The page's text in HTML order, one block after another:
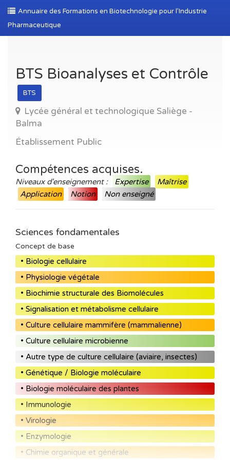
Annuaire des Formations en Biotechnologie pour l’Industrie
Pharmaceutique
BTS Bioanalyses et Contrôle
BTS
Lycée général et technologique Saliège -
Balma
Établissement Public
Compétences acquises.
Niveaux d'enseignement : Expertise
Maîtrise
Application
Notion Non enseigné
Sciences fondamentales
Concept de base
• Biologie cellulaire
• Physiologie végétale
• Biochimie structurale des Biomolécules
• Signalisation et métabolisme cellulaire
• Culture cellulaire mammifère (mammalienne)
• Culture cellulaire microbienne
• Autre type de culture cellulaire (aviaire, insectes)
• Génétique / Biologie moléculaire
• Biologie moléculaire des plantes
• Immunologie
• Virologie
• Enzymologie
• Chimie organique et générale